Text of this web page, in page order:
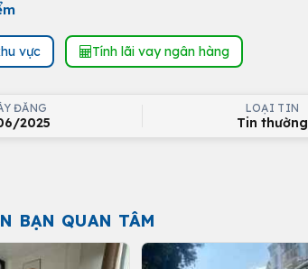
vực Tính lãi vay ngân hàng
ĐĂNG
2025
LOẠI TIN
Tin thường
BẠN QUAN TÂM